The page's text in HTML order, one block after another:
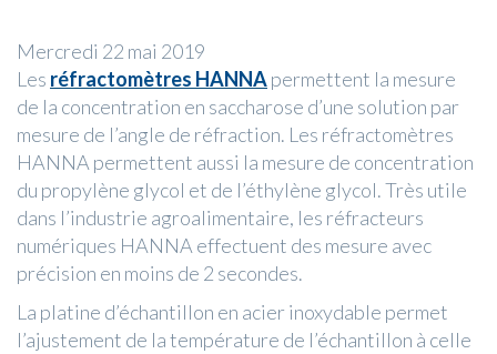
Mercredi 22 mai 2019
Les réfractomètres HANNApermettent la mesure
de la concentration en saccharose d’une solution par
mesure de l’angle de réfraction. Les réfractomètres
HANNA permettent aussi la mesure de concentration
du propylène glycol et de l’éthylène glycol. Très utile
dans l’industrie agroalimentaire, les réfracteurs
numériques HANNA effectuent des mesure avec
précision en moins de 2 secondes.
La platine d’échantillon en acier inoxydable permet
l’ajustement de la température de l’échantillon à celle